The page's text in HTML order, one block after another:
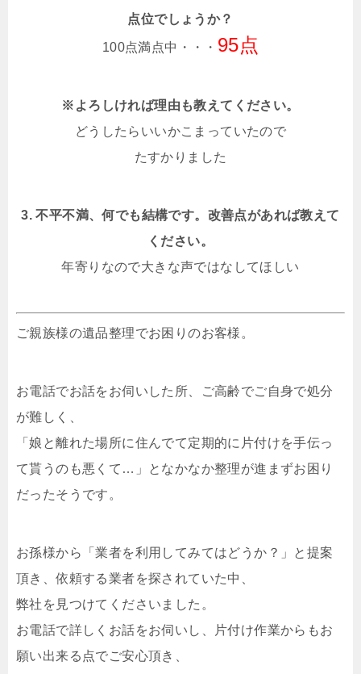
点位でしょうか？
100点満点中・・・ 95点
※よろしければ理由も教えてください。
どうしたらいいかこまっていたので
たすかりました
3. 不平不満、何でも結構です。改善点があれば教えて
ください。
年寄りなので大きな声ではなしてほしい
ご親族様の遺品整理でお困りのお客様。
お電話でお話をお伺いした所、ご高齢でご自身で処分
が難しく、
「娘と離れた場所に住んでて定期的に片付けを手伝っ
て貰うのも悪くて…」となかなか整理が進まずお困り
だったそうです。
お孫様から「業者を利用してみてはどうか？」と提案
頂き、依頼する業者を探されていた中、
弊社を見つけてくださいました。
お電話で詳しくお話をお伺いし、片付け作業からもお
願い出来る点でご安心頂き、